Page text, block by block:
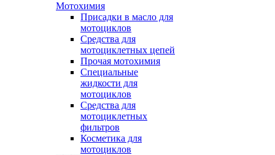
Мотохимия
Присадки в масло для
мотоциклов
Средства для
мотоциклетных цепей
Прочая мотохимия
Специальные
жидкости для
мотоциклов
Средства для
мотоциклетных
фильтров
Косметика для
мотоциклов